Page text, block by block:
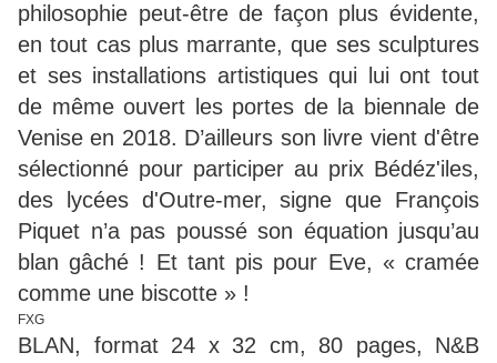
philosophie peut-être de façon plus évidente,
en tout cas plus marrante, que ses sculptures
et ses installations artistiques qui lui ont tout
de même ouvert les portes de la biennale de
Venise en 2018. D’ailleurs son livre vient d'être
sélectionné pour participer au prix Bédéz'iles,
des lycées d'Outre-mer, signe que François
Piquet n’a pas poussé son équation jusqu’au
blan gâché ! Et tant pis pour Eve, « cramée
comme une biscotte » !
FXG
BLAN, format 24 x 32 cm, 80 pages, N&B